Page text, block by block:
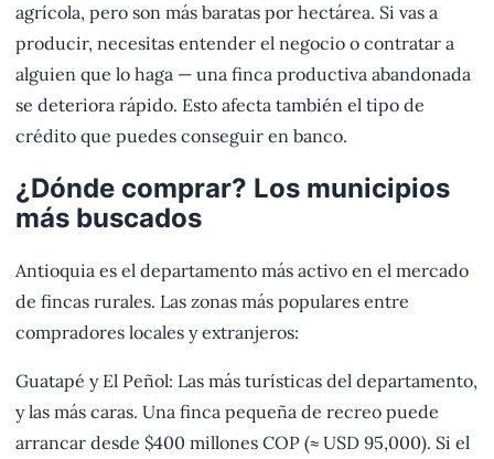
agrícola, pero son más baratas por hectárea. Si vas a
producir, necesitas entender el negocio o contratar a
alguien que lo haga — una finca productiva abandonada
se deteriora rápido. Esto afecta también el tipo de
crédito que puedes conseguir en banco.
¿Dónde comprar? Los municipios
más buscados
Antioquia es el departamento más activo en el mercado
de fincas rurales. Las zonas más populares entre
compradores locales y extranjeros:
Guatapé y El Peñol: Las más turísticas del departamento,
y las más caras. Una finca pequeña de recreo puede
arrancar desde $400 millones COP (≈ USD 95,000). Si el